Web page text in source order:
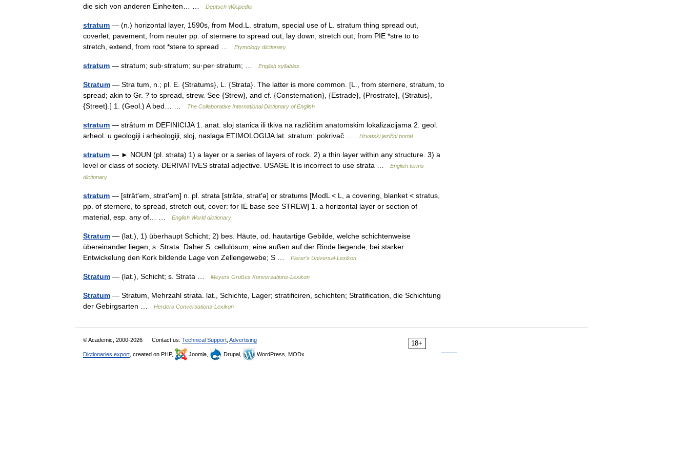
die sich von anderen Einheiten… …
Deutsch Wikipedia
stratum — (n.) horizontal layer, 1590s, from Mod.L. stratum, special use of L. stratum thing spread out,
coverlet, pavement, from neuter pp. of sternere to spread out, lay down, stretch out, from PIE *stre to to
stretch, extend, from root *stere to spread …
Etymology dictionary
stratum — stratum; sub·stratum; su·per·stratum; … English syllables
Stratum — Stra tum, n.; pl. E. {Stratums}, L. {Strata}. The latter is more common. [L., from sternere, stratum, to
spread; akin to Gr. ? to spread, strew. See {Strew}, and cf. {Consternation}, {Estrade}, {Prostrate}, {Stratus},
{Street}.] 1. (Geol.) A bed… …
The Collaborative International Dictionary of English
stratum — strȃtum m DEFINICIJA 1. anat. sloj stanica ili tkiva na različitim anatomskim lokalizacijama 2. geol.
arheol. u geologiji i arheologiji, sloj, naslaga ETIMOLOGIJA lat. stratum: pokrivač …
Hrvatski jezični portal
stratum — ► NOUN (pl. strata) 1) a layer or a series of layers of rock. 2) a thin layer within any structure. 3) a
level or class of society. DERIVATIVES stratal adjective. USAGE It is incorrect to use strata …
English terms
dictionary
stratum — [strāt′əm, strat′əm] n. pl. strata [strātə, strat′ə] or stratums [ModL < L, a covering, blanket < stratus,
pp. of sternere, to spread, stretch out, cover: for IE base see STREW] 1. a horizontal layer or section of
material, esp. any of… …
English World dictionary
Stratum — (lat.), 1) überhaupt Schicht; 2) bes. Häute, od. hautartige Gebilde, welche schichtenweise
übereinander liegen, s. Strata. Daher S. cellulōsum, eine außen auf der Rinde liegende, bei starker
Entwickelung den Kork bildende Lage von Zellengewebe; S …
Pierer's Universal-Lexikon
Stratum — (lat.), Schicht; s. Strata … Meyers Großes Konversations-Lexikon
Stratum — Stratum, Mehrzahl strata. lat., Schichte, Lager; stratificiren, schichten; Stratification, die Schichtung
der Gebirgsarten …
Herders Conversations-Lexikon
18+
© Academic, 2000-2026 Contact us: Technical Support Advertising
Dictionaries export , created on PHP, Joomla, Drupal, WordPress, MODx.